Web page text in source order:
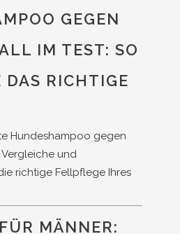
GEGEN
IM TEST: SO
DAS RICHTIGE
Hundeshampoo gegen
Vergleiche und
richtige Fellpflege Ihres
MÄNNER: